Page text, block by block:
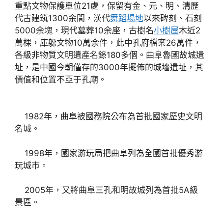
重點文物保護單位21處，保留有金、元、明、清歷
代古建筑1300余間，漢代舞蹈場地以來碑刻、石刻
5000余塊，現代墓葬10余座，古樹名小樹屋木近2
萬棵，庫躲文物10萬余件，此中孔府檔案26萬件，
各級非物質文明遺產名錄180多個。曲阜魯國故城遺
址，是中國今朝僅存的3000年擺佈的城墻遺址，其
價值和位置不亞于孔廟。
1982年，曲阜被國務院公布為首批國家歷史文明
名城。
1998年，國家游玩局把曲阜列為全國首批優秀游
玩城市。
2005年，又將曲阜三孔和明故城列為首批5A級
景區。